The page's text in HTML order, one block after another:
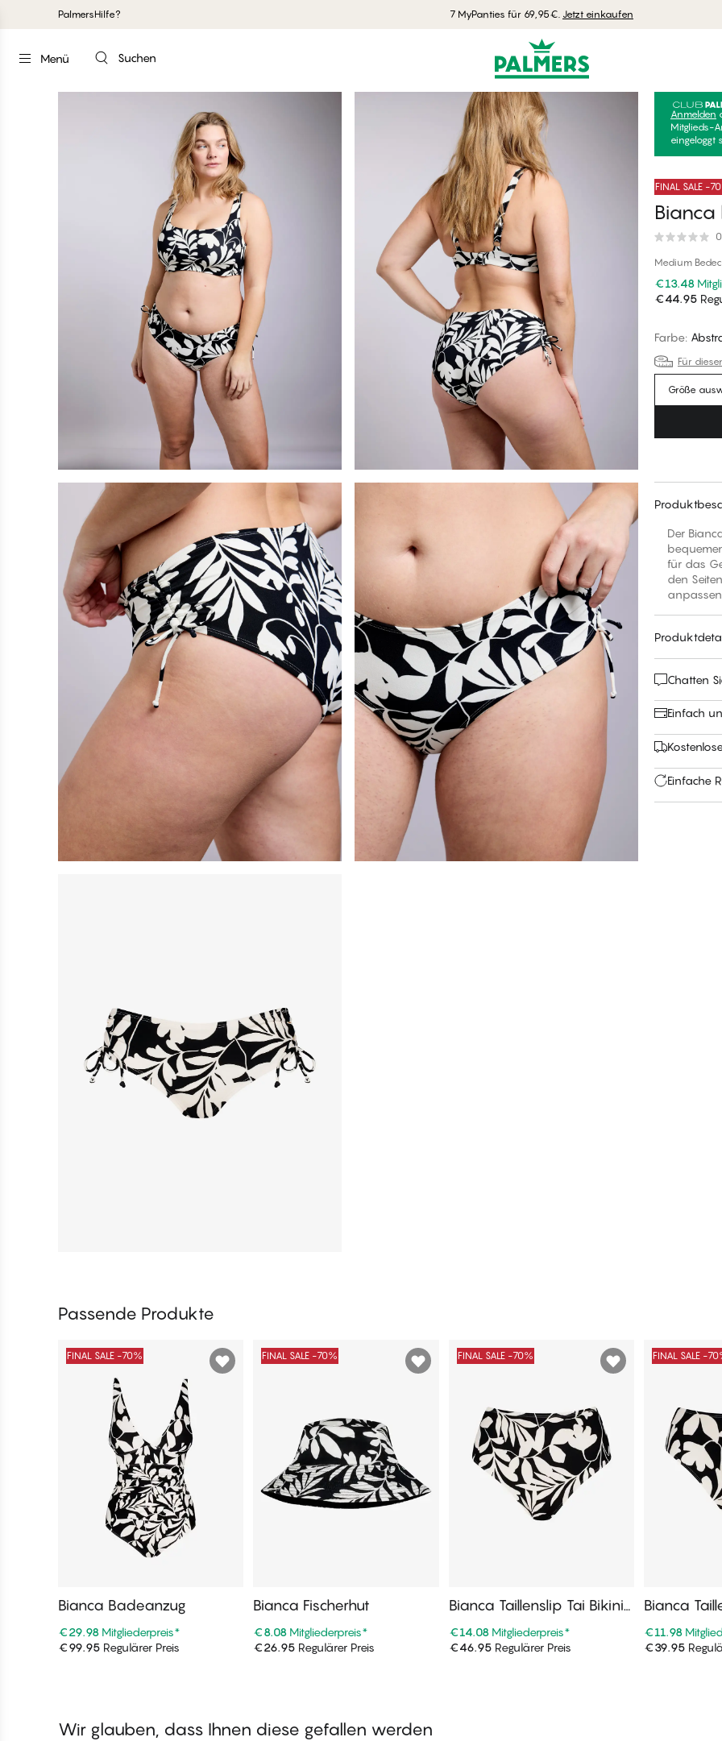
PalmersHilfe? 7 MyPanties für 69,95€. Jetzt einkaufen
Menü Suchen
Anmelden
Mitglieds-
eingeloggt
FINAL SALE -
Bianca
Medium
€13.48
€44.95
Farbe:
Für
Größe
Der
für das
den
anpassen.
Chatten
Einfach
Einfache
Passende Produkte
In den Warenkorb
FINAL SALE -70%
Bianca Badeanzug
€29.98 Mitgliederpreis*
€99.95 Regulärer Preis In den Warenkorb
FINAL SALE -70%
Bianca Fischerhut
€8.08 Mitgliederpreis*
€26.95 Regulärer Preis In den Warenkorb
FINAL SALE -70%
Bianca Taillenslip Tai Bikini
€14.08 Mitgliederpreis*
€46.95Regulärer Preis In
FINAL SALE -
Bianca
€11.98
€39.95
Wir glauben, dass Ihnen diese gefallen werden